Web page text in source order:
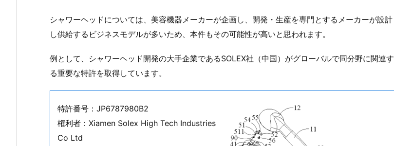
シャワーヘッドについては、美容機器メーカーが企画し、開発・生産を専門とするメーカーが設計
し供給するビジネスモデルが多いため、本件もその可能性が高いと思われます。
例として、シャワーヘッド開発の大手企業であるSOLEX社（中国）がグローバルで同分野に関連す
る重要な特許を取得しています。
特許番号：JP6787980B2
権利者：Xiamen Solex High Tech Industries
Co Ltd